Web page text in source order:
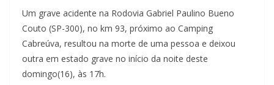
Um grave acidente na Rodovia Gabriel Paulino Bueno
Couto (SP-300), no km 93, próximo ao Camping
Cabreúva, resultou na morte de uma pessoa e deixou
outra em estado grave no início da noite deste
domingo(16), às 17h.